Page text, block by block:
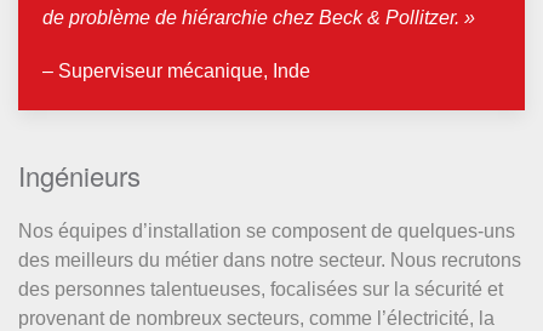
de problème de hiérarchie chez Beck & Pollitzer. »
– Superviseur mécanique, Inde
Ingénieurs
Nos équipes d’installation se composent de quelques-uns
des meilleurs du métier dans notre secteur. Nous recrutons
des personnes talentueuses, focalisées sur la sécurité et
provenant de nombreux secteurs, comme l’électricité, la